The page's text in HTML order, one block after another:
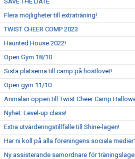
Flera möjligheter till extraträning!
TWIST CHEER COMP 2023
Haunted House 2022!
Open Gym 18/10
Sista platserna till camp på höstlovet!
Open gym 11/10
Anmälan öppen till Twist Cheer Camp
Nyhet: Level-up class!
Extra utvärderingstillfälle till Shine-lagen!
Har ni koll på alla föreningens sociala
Ny assisterande samordnare för